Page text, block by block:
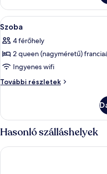
A
következő
szoba
összes
képének
megtekintése:
12
Szoba
4 férőhely
2 queen (nagyméretű)
Ingyenes wifi
További részletek
Szoba
Hasonló szálláshelyek
Dorsett Hartamas Kuala